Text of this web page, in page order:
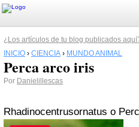
¿Los artículos de tu blog publicados
INICIO › CIENCIA › MUNDO ANIMAL
Perca arco iris
Por Danielillescas
Rhadinocentrusornatus o